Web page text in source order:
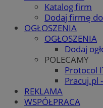
Katalog firm
Dodaj firmę
OGŁOSZENIA
OGŁOSZENIA
Dodaj
POLECAMY
Protocol
Pracuj.pl
REKLAMA
WSPÓŁPRACA